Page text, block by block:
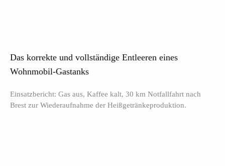
Das korrekte und vollständige Entleeren eines
Wohnmobil-Gastanks
Einsatzbericht: Gas aus, Kaffee kalt, 30 km Notfallfahrt nach
Brest zur Wiederaufnahme der Heißgetränkeproduktion.